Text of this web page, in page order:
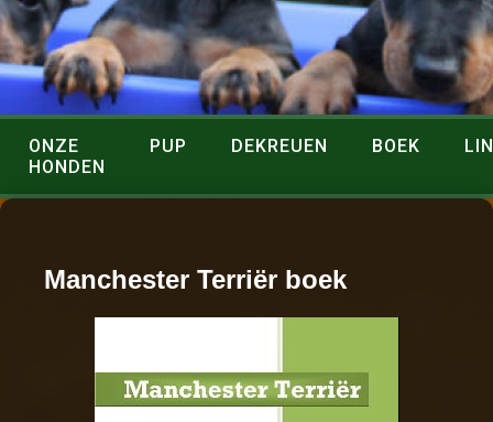
ONZE
HONDEN
PUP DEKREUEN BOEK
Manchester Terriër boek